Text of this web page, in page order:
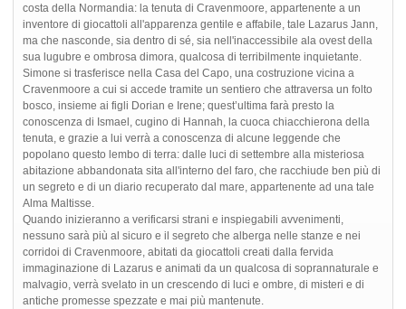
costa della Normandia: la tenuta di Cravenmoore, appartenente a un
inventore di giocattoli all'apparenza gentile e affabile, tale Lazarus Jann,
ma che nasconde, sia dentro di sé, sia nell'inaccessibile ala ovest della
sua lugubre e ombrosa dimora, qualcosa di terribilmente inquietante.
Simone si trasferisce nella Casa del Capo, una costruzione vicina a
Cravenmoore a cui si accede tramite un sentiero che attraversa un folto
bosco, insieme ai figli Dorian e Irene; quest’ultima farà presto la
conoscenza di Ismael, cugino di Hannah, la cuoca chiacchierona della
tenuta, e grazie a lui verrà a conoscenza di alcune leggende che
popolano questo lembo di terra: dalle luci di settembre alla misteriosa
abitazione abbandonata sita all'interno del faro, che racchiude ben più di
un segreto e di un diario recuperato dal mare, appartenente ad una tale
Alma Maltisse.
Quando inizieranno a verificarsi strani e inspiegabili avvenimenti,
nessuno sarà più al sicuro e il segreto che alberga nelle stanze e nei
corridoi di Cravenmoore, abitati da giocattoli creati dalla fervida
immaginazione di Lazarus e animati da un qualcosa di soprannaturale e
malvagio, verrà svelato in un crescendo di luci e ombre, di misteri e di
antiche promesse spezzate e mai più mantenute.